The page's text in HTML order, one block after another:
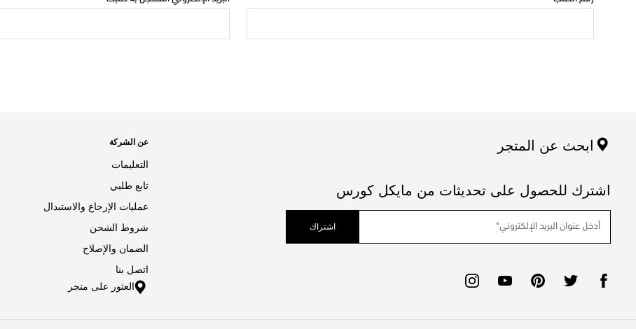
ابحث عن المتجر
اشترك للحصول على تحديثات من مايكل كورس
اشتراك
عن الشركة
التعليمات
تابع طلبي
عمليات الإرجاع والاستبدال
شروط الشحن
الضمان والإصلاح
اتصل بنا
العثور على متجر